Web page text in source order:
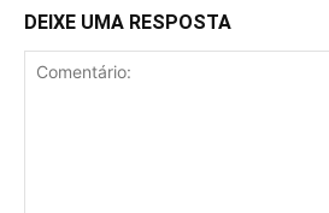
DEIXE UMA RESPOSTA